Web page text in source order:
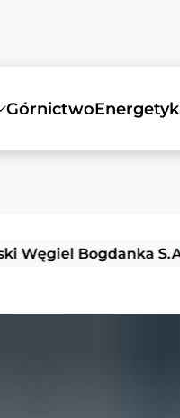
Górnictwo
Bogdanka S.A.21.70